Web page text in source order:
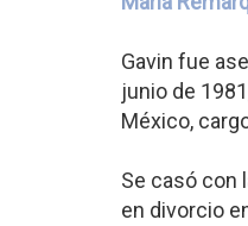
Gavin fue
junio de
México,
Se casó con
en divorcio